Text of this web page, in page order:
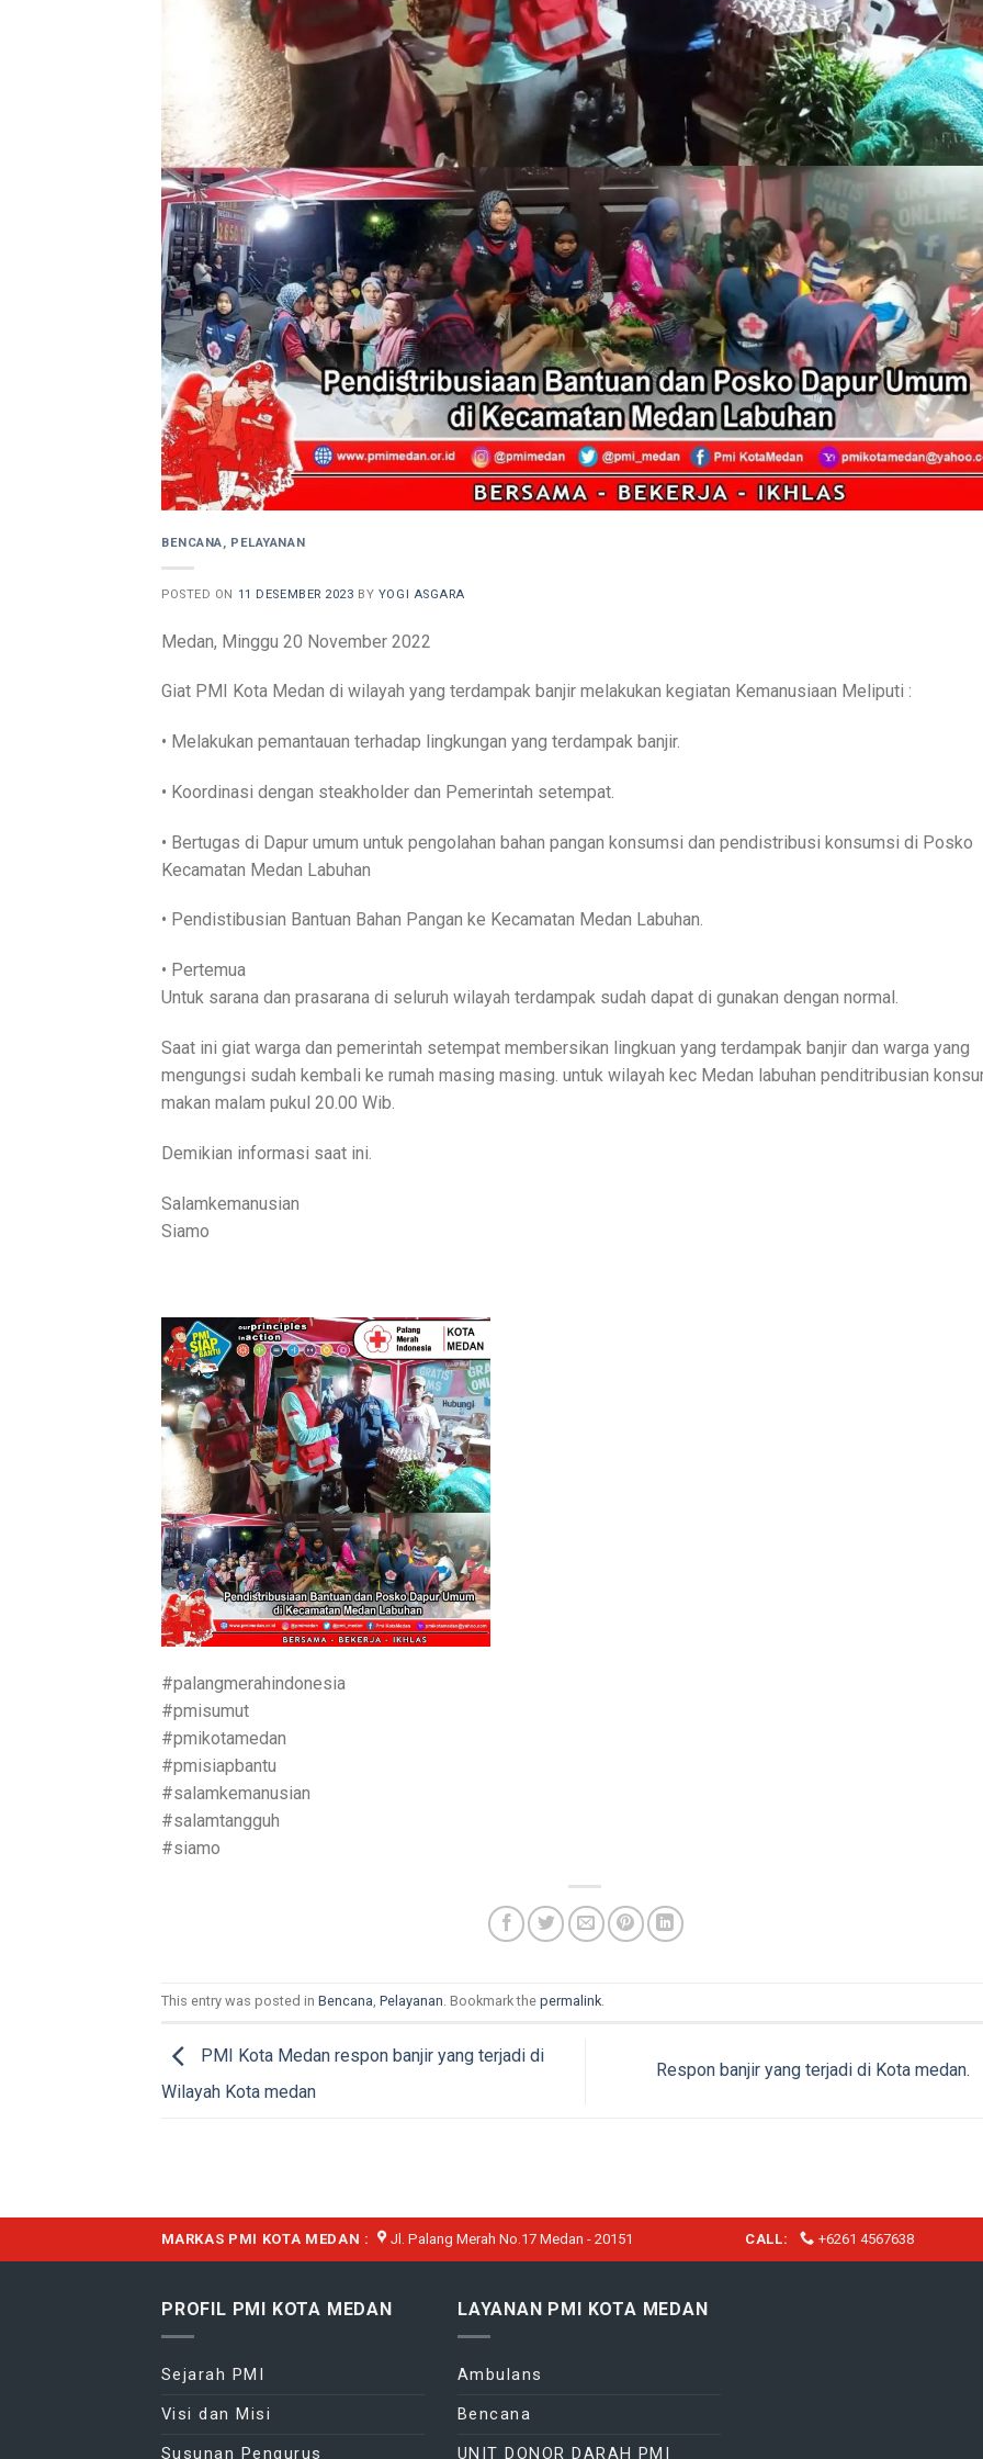
BENCANA PELAYANAN
POSTED ON 11 DESEMBER 2023 BY YOGI ASGARA
Medan, Minggu 20 November 2022
Giat PMI Kota Medan di wilayah yang terdampak banjir melakukan kegiatan Kemanusiaan Meliputi :
• Melakukan pemantauan terhadap lingkungan yang terdampak banjir.
• Koordinasi dengan steakholder dan Pemerintah setempat.
• Bertugas di Dapur umum untuk pengolahan bahan pangan konsumsi dan pendistribusi konsumsi di Posko
Kecamatan Medan Labuhan
• Pendistibusian Bantuan Bahan Pangan ke Kecamatan Medan Labuhan.
• Pertemua
Untuk sarana dan prasarana di seluruh wilayah terdampak sudah dapat di gunakan dengan normal.
Saat ini giat warga dan pemerintah setempat membersikan lingkuan yang terdampak banjir dan warga yang
mengungsi sudah kembali ke rumah masing masing. untuk wilayah kec Medan labuhan penditribusian
makan malam pukul 20.00 Wib.
Demikian informasi saat ini.
Salamkemanusian
Siamo
#palangmerahindonesia
#pmisumut
#pmikotamedan
#pmisiapbantu
#salamkemanusian
#salamtangguh
#siamo
This entry was posted in Bencana, Pelayanan. Bookmark the permalink.
PMI Kota Medan respon banjir yang terjadi di
Wilayah Kota medan
Respon banjir yang terjadi di Kota medan.
MARKAS PMI KOTA MEDAN : Jl. Palang Merah No.17 Medan - 20151 CALL: +6261 4567638
PROFIL PMI KOTA MEDAN
Sejarah PMI
Visi dan Misi
Susunan Pengurus
LAYANAN PMI KOTA MEDAN
Ambulans
Bencana
UNIT DONOR DARAH PMI